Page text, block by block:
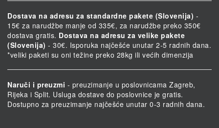
Dostava na adresu za standardne pakete (Slovenija) -
15€ za narudžbe manje od 335€, za narudžbe preko 350€
dostava gratis. Dostava na adresu za velike pakete
(Slovenija) - 30€. Isporuka najčešće unutar 2-5 radnih dana.
*veliki paketi su oni težine preko 28kg ili većih dimenzija
Naruči i preuzmi - preuzimanje u poslovnicama Zagreb,
Rijeka i Split. Usluga dostave do poslovnice je gratis.
Dostupno za preuzimanje najčešće unutar 0-3 radnih dana.